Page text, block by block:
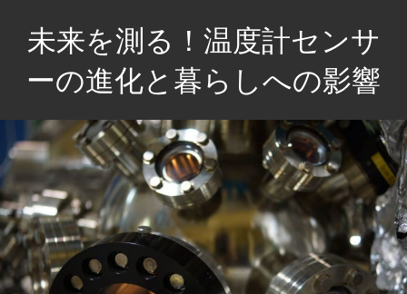
ツ
へ
ス
キ
ッ
プ
未来を測る！温度計センサ
ーの進化と暮らしへの影響
次
世
代
の
生
活
を
支